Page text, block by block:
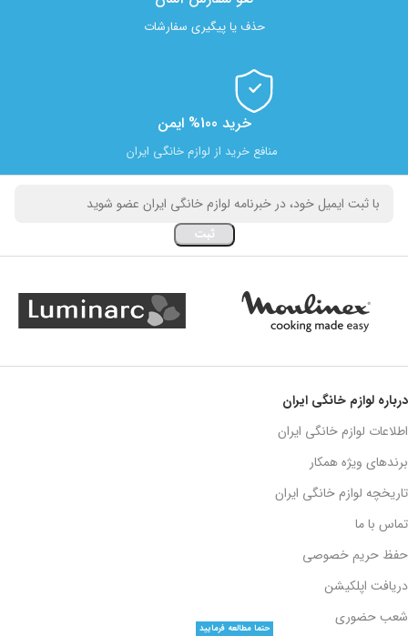
حذف یا پیگیری سفارشات
خرید 100% ایمن
منافع خرید از لوازم خانگی ایران
درباره لوازم خانگی ایران
اطلاعات لوازم خانگی ایران
برندهای ویژه همکار
تاریخچه لوازم خانگی ایران
تماس با ما
حفظ حریم خصوصی
دریافت اپلکیشن
شعب حضوری
حتما مطالعه فرمایید